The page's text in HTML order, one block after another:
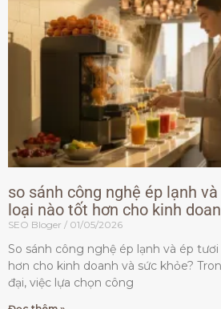
so sánh công nghệ ép lạnh
loại nào tốt hơn cho kinh
SEO Bloger 01/05/2026
So sánh công nghệ ép lạnh và ép
hơn cho kinh doanh và sức khỏe?
đại, việc lựa chọn công